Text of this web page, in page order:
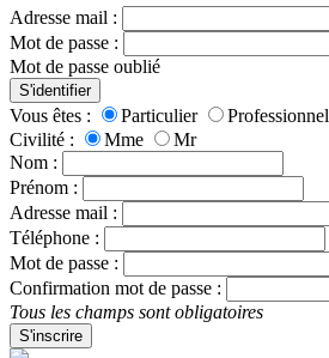
Adresse mail :
Mot de passe :
Mot de passe oublié
S'identifier
Vous êtes : Particulier
Professionnel
Civilité :
Mme
Mr
Nom :
Prénom :
Adresse mail :
Téléphone :
Mot de passe :
Confirmation mot de passe :
Tous les champs sont obligatoires
S'inscrire